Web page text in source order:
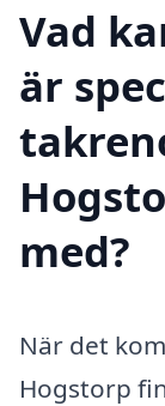
Vad
är
med?
När det
Hogstorp